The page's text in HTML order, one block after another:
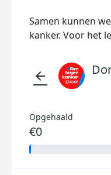
Samen kunnen
kanker. Voor het
arrow_back
Opgehaald
€0